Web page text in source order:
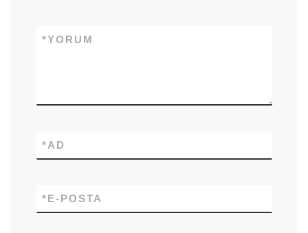
YORUM
*
AD
*
E-POSTA
*